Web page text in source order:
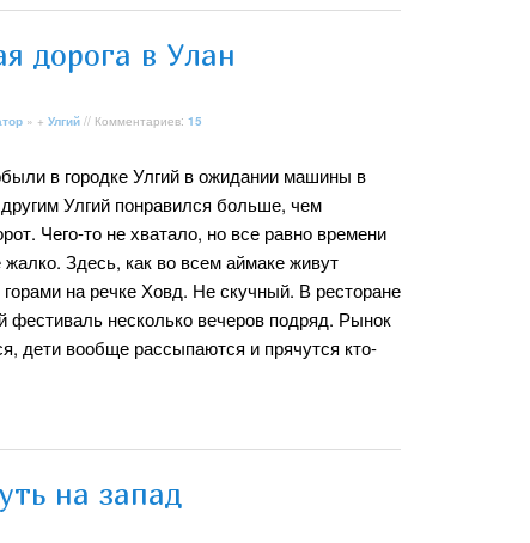
дорога в Улан
» + Улгий // Комментариев: 15
в городке Улгий в ожидании машины в
Улгий понравился больше, чем
Чего-то не хватало, но все равно времени
Здесь, как во всем аймаке живут
на речке Ховд. Не скучный. В ресторане
несколько вечеров подряд. Рынок
дети вообще рассыпаются и прячутся кто-
на запад